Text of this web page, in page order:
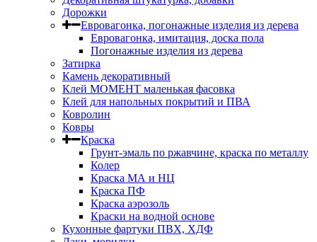
Дорожки
Евровагонка, погонажные изделия из дерева
Евровагонка, имитация, доска пола
Погонажные изделия из дерева
Затирка
Камень декоративный
Клей МОМЕНТ маленькая фасовка
Клей для напольных покрытий и ПВА
Ковролин
Ковры
Краска
Грунт-эмаль по ржавчине, краска по металлу
Колер
Краска МА и НЦ
Краска ПФ
Краска аэрозоль
Краски на водной основе
Кухонные фартуки ПВХ, ХДФ